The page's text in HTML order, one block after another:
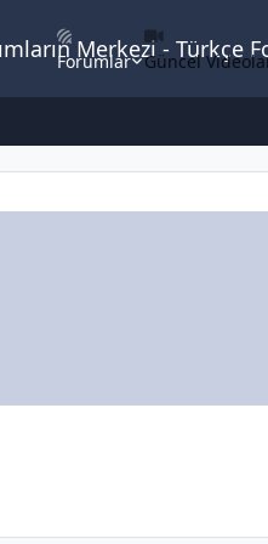
Merkezi -
Forumlar Güncel